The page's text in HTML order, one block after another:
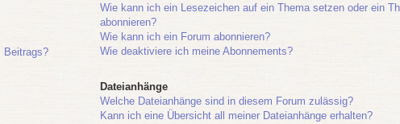
Beitrags?
Wie kann ich ein Lesezeichen auf ein Thema setzen oder ein
abonnieren?
Wie kann ich ein Forum abonnieren?
Wie deaktiviere ich meine Abonnements?
Dateianhänge
Welche Dateianhänge sind in diesem Forum zulässig?
Kann ich eine Übersicht all meiner Dateianhänge erhalten?